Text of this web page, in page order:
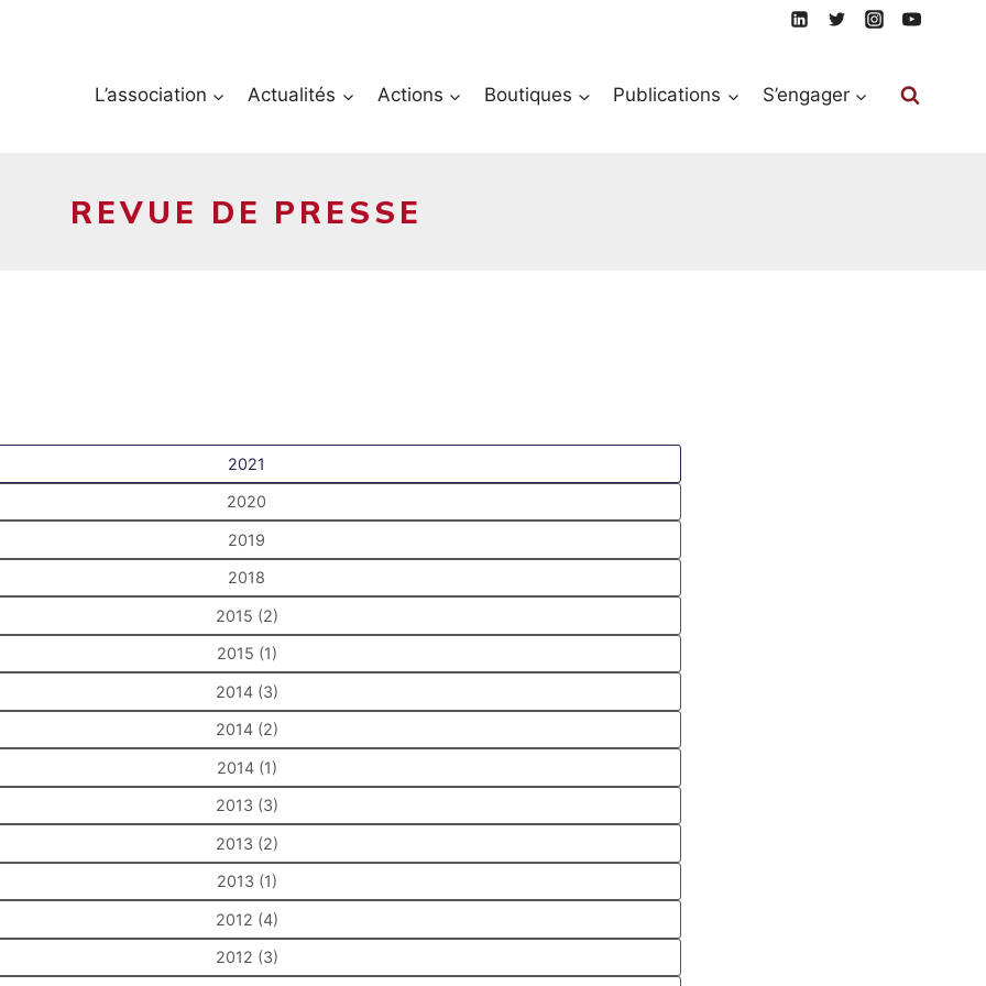
L’association
Actualités Actions Boutiques Publications S’engager
REVUE DE PRESSE
2021
2020
2019
2018
2015 (2)
2015 (1)
2014 (3)
2014 (2)
2014 (1)
2013 (3)
2013 (2)
2013 (1)
2012 (4)
2012 (3)